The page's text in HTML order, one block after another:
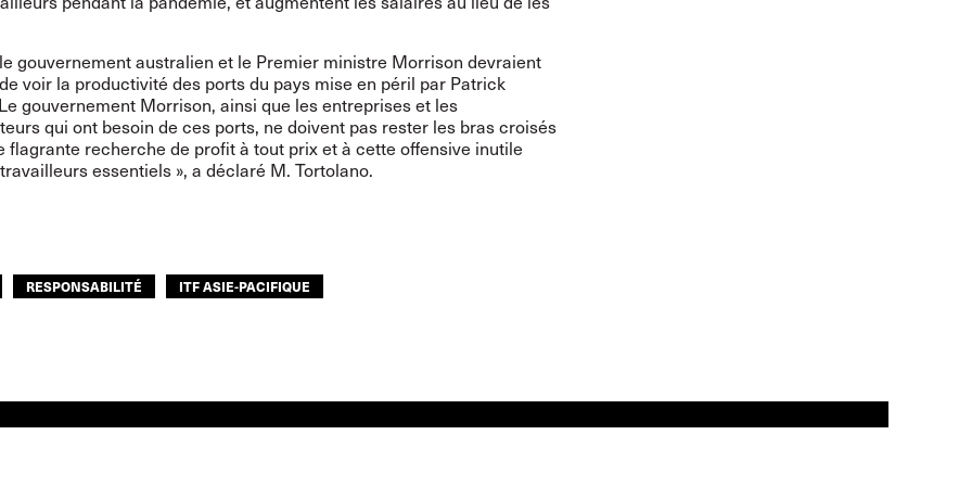
gouvernement australien et le Premier ministre Morrison devraient
voir la productivité des ports du pays mise en péril par Patrick
gouvernement Morrison, ainsi que les entreprises et les
qui ont besoin de ces ports, ne doivent pas rester les bras croisés
flagrante recherche de profit à tout prix et à cette offensive inutile
essentiels », a déclaré M. Tortolano.
RESPONSABILITÉ ITF ASIE-PACIFIQUE